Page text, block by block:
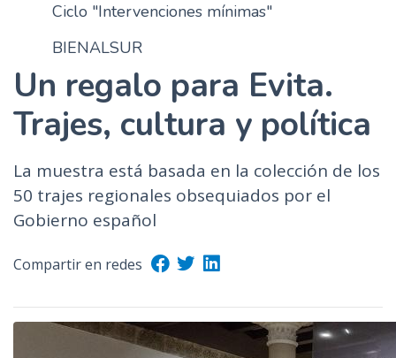
r
i
p
a
Ciclo "Intervenciones mínimas"
BIENALSUR
Un regalo para Evita.
Trajes, cultura y política
La muestra está basada en la colección de los
50 trajes regionales obsequiados por el
Gobierno español
Compartir en redes